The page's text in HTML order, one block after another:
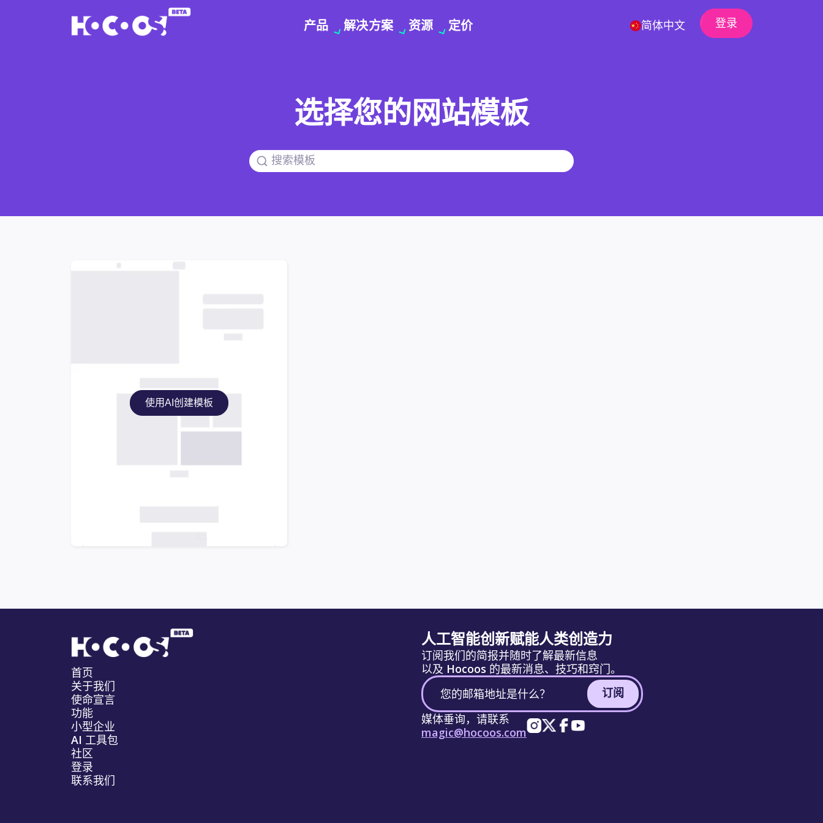
产品 解决方案 资源 定价 简体中文 登录
选择您的网站模板
使用AI创建模板
首页
关于我们
使命宣言
功能
小型企业
AI 工具包
社区
登录
联系我们
人工智能创新赋能人类创造力
订阅我们的简报并随时了解最新信息
以及 Hocoos 的最新消息、技巧和窍门。
订阅
媒体垂询，请联系
magic@hocoos.com